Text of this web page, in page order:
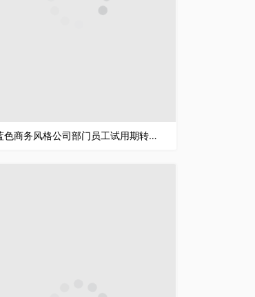
蓝色商务风格公司部门员工试用期转正述职汇报报告范文PPT模板